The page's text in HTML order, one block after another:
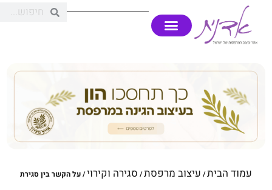
עמוד הבית/עיצוב מרפסת/סגירה וקירוי/ על הקשר בין סגירת